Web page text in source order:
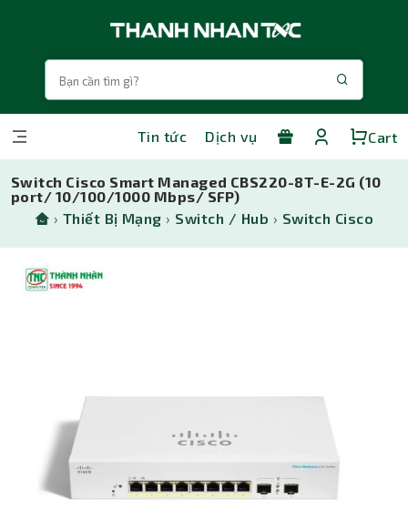
Tin tức Dịch vụ Cart
Switch Cisco Smart Managed CBS220-8T-E-2G (10
port/ 10/100/1000 Mbps/ SFP)
› Thiết Bị Mạng › Switch / Hub › Switch Cisco